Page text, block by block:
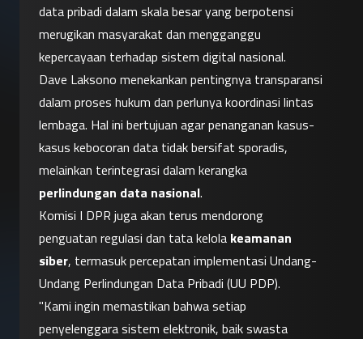
data pribadi dalam skala besar yang berpotensi
merugikan masyarakat dan mengganggu
kepercayaan terhadap sistem digital nasional.
Dave Laksono menekankan pentingnya transparansi
dalam proses hukum dan perlunya koordinasi lintas
lembaga. Hal ini bertujuan agar penanganan kasus-
kasus kebocoran data tidak bersifat sporadis,
perlindungan data nasional.
Komisi I DPR juga akan terus mendorong
penguatan regulasi dan tata kelola keamanan
siber, termasuk percepatan implementasi Undang-
Undang Perlindungan Data Pribadi (UU PDP).
"Kami ingin memastikan bahwa setiap
penyelenggara sistem elektronik, baik swasta